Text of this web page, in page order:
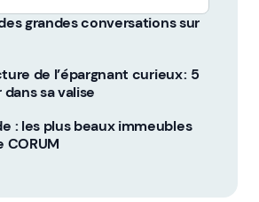
grandes conversations sur
de l’épargnant curieux : 5
sa valise
: les plus beaux immeubles